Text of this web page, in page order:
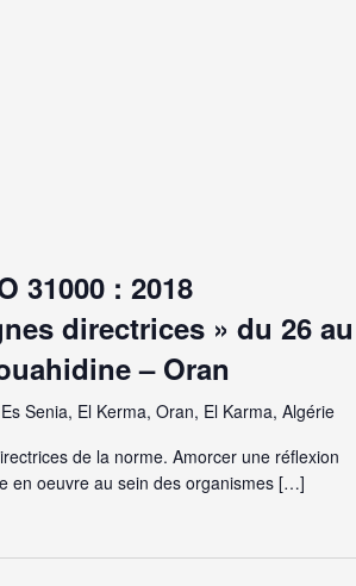
31000 : 2018
directrices » du 26 au
– Oran
Senia, El Kerma, Oran, El Karma, Algérie
de la norme. Amorcer une réflexion
en oeuvre au sein des organismes […]